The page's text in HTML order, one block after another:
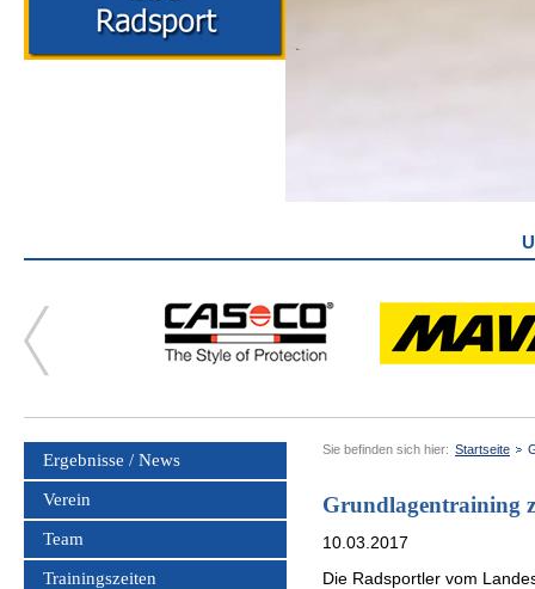
Ergebnisse / News
Verein
Team
Trainingszeiten
Sie befinden sich hier: Startseite
Grundlagentraining
10.03.2017
Die Radsportler vom